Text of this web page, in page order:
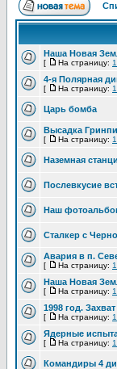
Наша Новая
[ На страницу: 1
4-я Полярная
[ На страницу: 1
Царь бомба
Высадка
[ На страницу: 1
Наземная
Послевкусие
Наш
Сталкер с
Авария в п.
[ На страницу: 1
Наша Новая
[ На страницу: 1
1998 год.
[ На страницу: 1
Ядерные
[ На страницу: 1
Командиры 4